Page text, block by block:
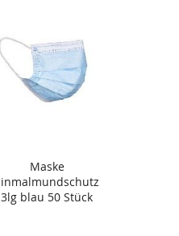
Maske
3lg blau 50 Stück